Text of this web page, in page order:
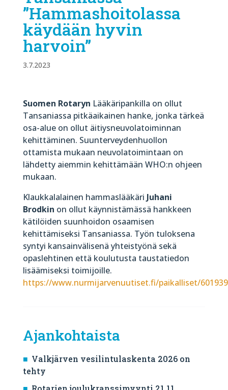
”Hammashoitolassa
käydään hyvin
harvoin”
3.7.2023
Suomen Rotaryn Lääkäripankilla on ollut
Tansaniassa pitkäaikainen hanke, jonka tärkeä
osa-alue on ollut äitiysneuvolatoiminnan
kehittäminen. Suunterveydenhuollon
ottamista mukaan neuvolatoimintaan on
lähdetty aiemmin kehittämään WHO:n ohjeen
mukaan.
Klaukkalalainen hammaslääkäri Juhani
Brodkin on ollut käynnistämässä hankkeen
kätilöiden suunhoidon osaamisen
kehittämiseksi Tansaniassa. Työn tuloksena
syntyi kansainvälisenä yhteistyönä sekä
opaslehtinen että koulutusta taustatiedon
lisäämiseksi toimijoille.
https://www.nurmijarvenuutiset.fi/paikalliset/
Ajankohtaista
Valkjärven vesilintulaskenta 2026 on
tehty